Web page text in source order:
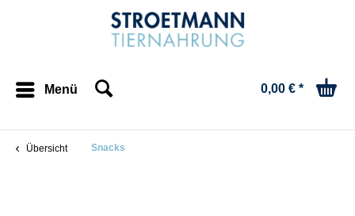
Menü 0,00 € *
Übersicht Snacks